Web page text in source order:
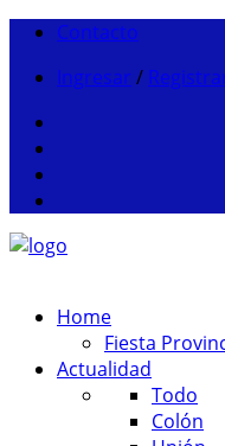
Contacto
Ingresar /
Home
Fiesta
Actualidad
Todo
Colón